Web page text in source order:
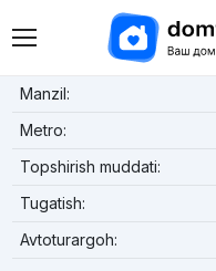
Manzil:
Metro:
Topshirish muddati:
Tugatish:
Avtoturargoh: